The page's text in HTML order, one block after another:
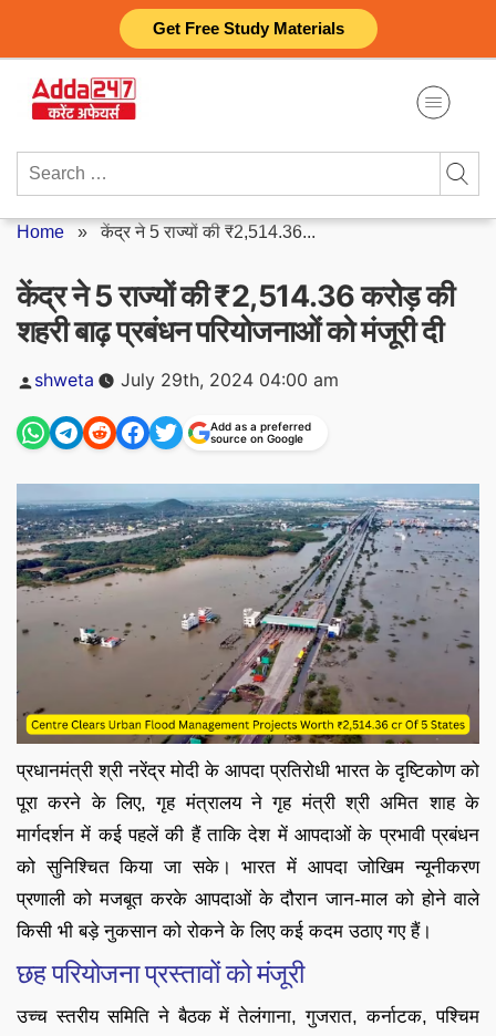
Get Free Study Materials
content
Search
Home »केंद्र ने 5 राज्यों की ₹2,514.36...
केंद्र ने 5 राज्यों की ₹2,514.36 करोड़ की
शहरी बाढ़ प्रबंधन परियोजनाओं को मंजूरी दी
Posted
by
shweta July 29th, 2024 04:00 am
Add as a preferred
source on Google
प्रधानमंत्री श्री नरेंद्र मोदी के आपदा प्रतिरोधी भारत के दृष्टिकोण को
पूरा करने के लिए, गृह मंत्रालय ने गृह मंत्री श्री अमित शाह के
मार्गदर्शन में कई पहलें की हैं ताकि देश में आपदाओं के प्रभावी प्रबंधन
को सुनिश्चित किया जा सके। भारत में आपदा जोखिम न्यूनीकरण
प्रणाली को मजबूत करके आपदाओं के दौरान जान-माल को होने वाले
किसी भी बड़े नुकसान को रोकने के लिए कई कदम उठाए गए हैं।
छह परियोजना प्रस्तावों को मंजूरी
उच्च स्तरीय समिति ने बैठक में तेलंगाना, गुजरात, कर्नाटक, पश्चिम